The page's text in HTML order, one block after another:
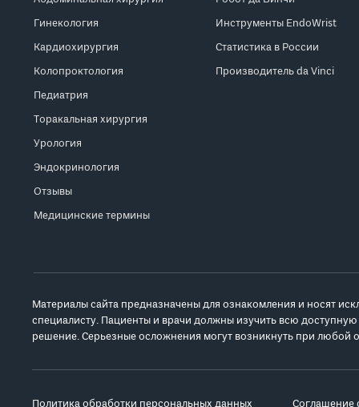
Гинекология
Кардиохирургия
Колопроктология
Педиатрия
Торакальная хирургия
Урология
Эндокринология
Отзывы
Медицинские термины
Инструменты EndoWrist
Статистика в России
Производитель da Vinci
Материалы сайта предназначены для ознакомления и носят
специалисту. Пациенты и врачи должны изучить всю
решение. Серьезные осложнения могут возникнуть при
Политика обработки персональных данных Соглашение